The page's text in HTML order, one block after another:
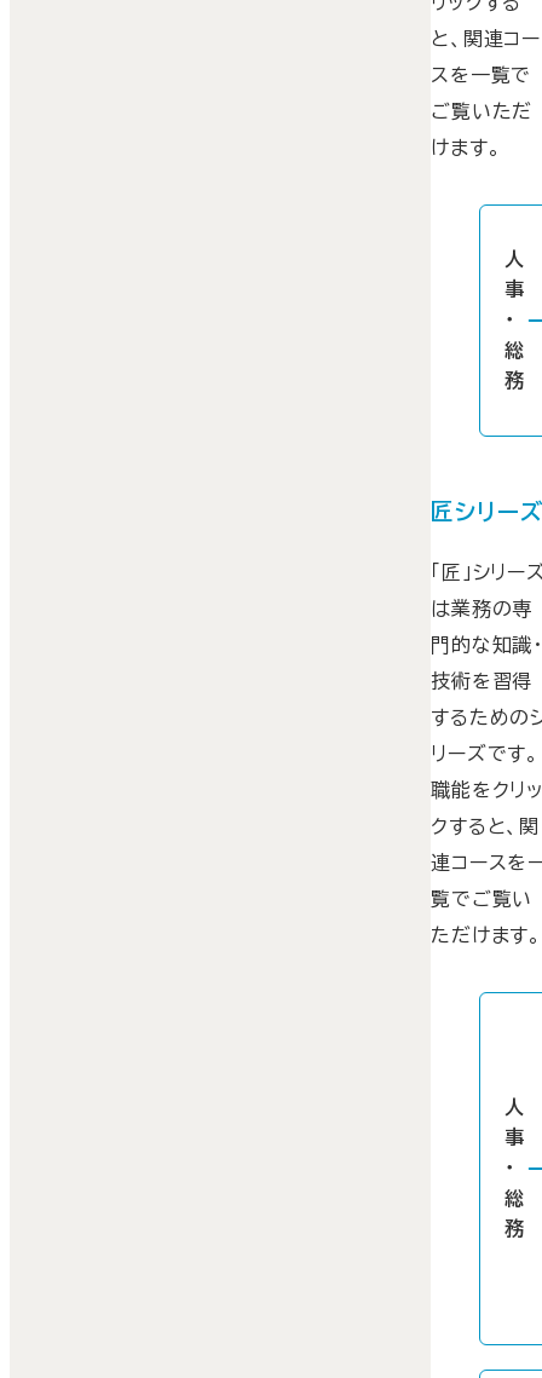
と、関連コー
スを一覧で
ご覧いただ
けます。
人
事
・
総
務
匠シリー
「匠」シリー
は業務の専
門的な知識
技術を習得
するための
リーズです。
職能をクリ
クすると、関
連コースを
覧でご覧い
ただけます。
人
事
・
総
務